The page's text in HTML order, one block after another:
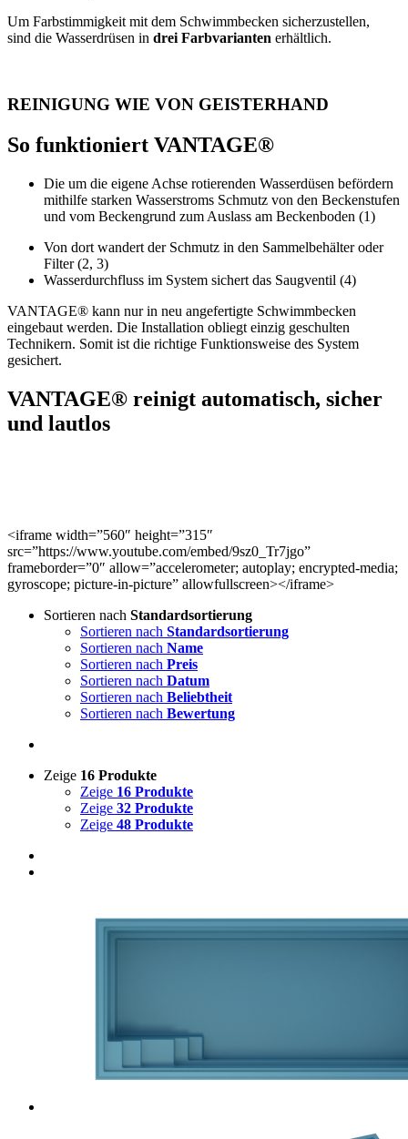
Um Farbstimmigkeit mit dem Schwimmbecken sicherzustellen,
sind die Wasserdrüsen in drei Farbvarianten erhältlich.
REINIGUNG WIE VON GEISTERHAND
So funktioniert VANTAGE®
Die um die eigene Achse rotierenden Wasserdüsen befördern
mithilfe starken Wasserstroms Schmutz von den Beckenstufen
und vom Beckengrund zum Auslass am Beckenboden (1)
Von dort wandert der Schmutz in den Sammelbehälter oder
Filter (2, 3)
Wasserdurchfluss im System sichert das Saugventil (4)
VANTAGE® kann nur in neu angefertigte Schwimmbecken
eingebaut werden. Die Installation obliegt einzig geschulten
Technikern. Somit ist die richtige Funktionsweise des System
gesichert.
VANTAGE® reinigt automatisch, sicher
und lautlos
<iframe width=”560″ height=”315″
src=”https://www.youtube.com/embed/9sz0_Tr7jgo”
frameborder=”0″ allow=”accelerometer; autoplay; encrypted-media;
gyroscope; picture-in-picture” allowfullscreen></iframe>
Sortieren nach Standardsortierung
Sortieren nach Standardsortierung
Sortieren nach Name
Sortieren nach Preis
Sortieren nach Datum
Sortieren nach Beliebtheit
Sortieren nach Bewertung
Zeige 16 Produkte
Zeige 16 Produkte
Zeige 32 Produkte
Zeige 48 Produkte